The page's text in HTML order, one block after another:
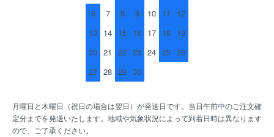
6
7 8 9 10 11
12
13 14 15 16 17 18 19
20 21 22 23 24 25 26
27 28 29 30
月曜日と木曜日（祝日の場合は翌日）が発送日です。当日午前中のご注文確
定分までを発送いたします。地域や気象状況によって到着日時は異なります
ので、ご了承ください。